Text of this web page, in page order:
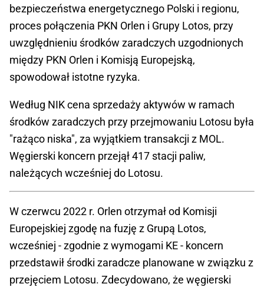
bezpieczeństwa energetycznego Polski i regionu,
proces połączenia PKN Orlen i Grupy Lotos, przy
uwzględnieniu środków zaradczych uzgodnionych
między PKN Orlen i Komisją Europejską,
spowodował istotne ryzyka.
Według NIK cena sprzedaży aktywów w ramach
środków zaradczych przy przejmowaniu Lotosu była
"rażąco niska", za wyjątkiem transakcji z MOL.
Węgierski koncern przejął 417 stacji paliw,
należących wcześniej do Lotosu.
W czerwcu 2022 r. Orlen otrzymał od Komisji
Europejskiej zgodę na fuzję z Grupą Lotos,
wcześniej - zgodnie z wymogami KE - koncern
przedstawił środki zaradcze planowane w związku z
przejęciem Lotosu. Zdecydowano, że węgierski